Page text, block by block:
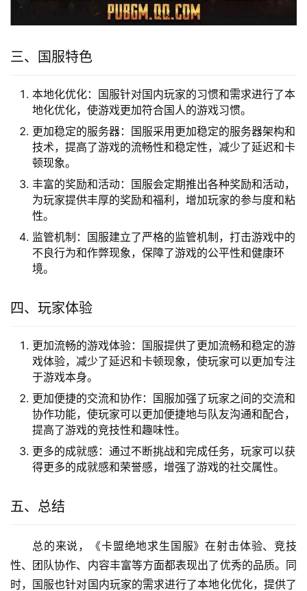
三、国服特色
本地化优化：国服针对国内玩家的习惯和需求进行了本
地化优化，使游戏更加符合国人的游戏习惯。
更加稳定的服务器：国服采用更加稳定的服务器架构和
技术，提高了游戏的流畅性和稳定性，减少了延迟和卡
顿现象。
丰富的奖励和活动：国服会定期推出各种奖励和活动，
为玩家提供丰厚的奖励和福利，增加玩家的参与度和粘
性。
监管机制：国服建立了严格的监管机制，打击游戏中的
不良行为和作弊现象，保障了游戏的公平性和健康环
境。
四、玩家体验
更加流畅的游戏体验：国服提供了更加流畅和稳定的游
戏体验，减少了延迟和卡顿现象，使玩家可以更加专注
于游戏本身。
更加便捷的交流和协作：国服加强了玩家之间的交流和
协作功能，使玩家可以更加便捷地与队友沟通和配合，
提高了游戏的竞技性和趣味性。
更多的成就感：通过不断挑战和完成任务，玩家可以获
得更多的成就感和荣誉感，增强了游戏的社交属性。
五、总结
总的来说，《卡盟绝地求生国服》在射击体验、竞技
性、团队协作、内容丰富等方面都表现出了优秀的品质。同
时，国服也针对国内玩家的需求进行了本地化优化，提供了